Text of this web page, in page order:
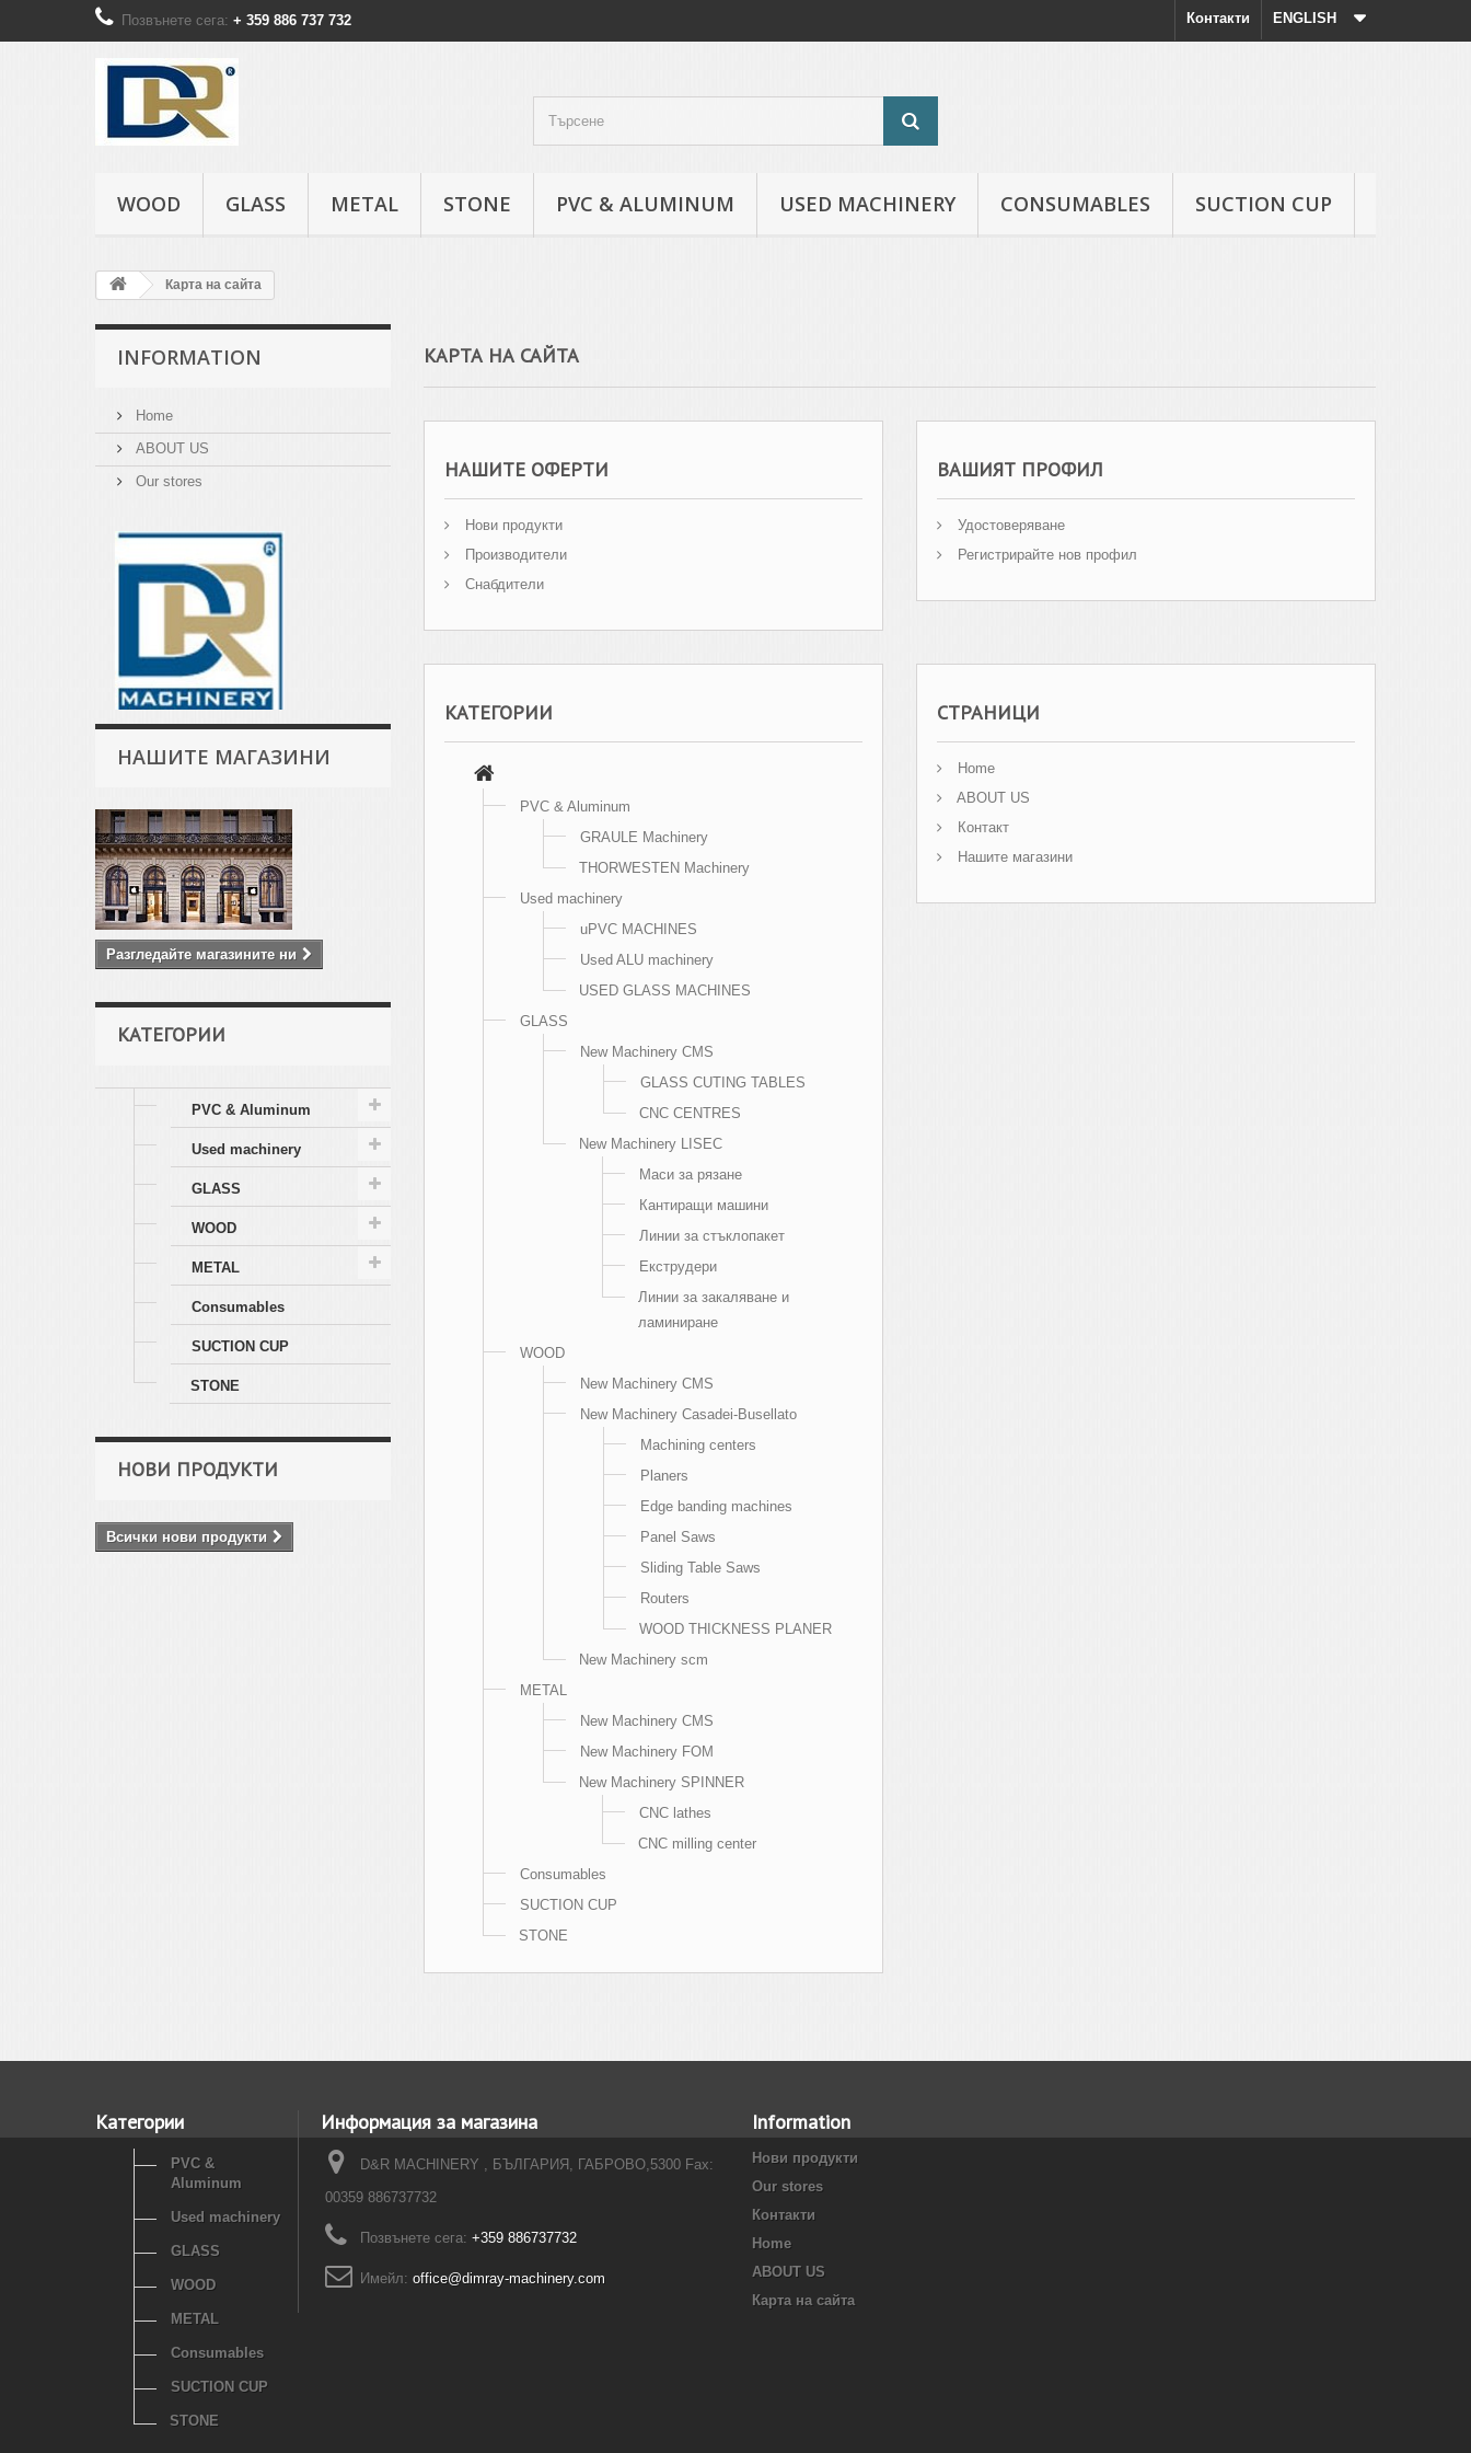
ENGLISH
Контакти
Позвънете сега: + 359 886 737 732
WOOD GLASS METAL STONE PVC & ALUMINUM USED MACHINERY CONSUMABLES SUCTION CUP
Карта на сайта
INFORMATION
Home
ABOUT US
Our stores
НАШИТЕ МАГАЗИНИ
Разгледайте магазините ни
КАТЕГОРИИ
PVC & Aluminum
Used machinery
GLASS
WOOD
METAL
Consumables
SUCTION CUP
STONE
НОВИ ПРОДУКТИ
Всички нови продукти
КАРТА НА САЙТА
НАШИТЕ ОФЕРТИ
Нови продукти
Производители
Снабдители
ВАШИЯТ ПРОФИЛ
Удостоверяване
Регистрирайте нов профил
КАТЕГОРИИ
PVC & Aluminum
GRAULE Machinery
THORWESTEN Machinery
Used machinery
uPVC MACHINES
Used ALU machinery
USED GLASS MACHINES
GLASS
New Machinery CMS
GLASS CUTING TABLES
CNC CENTRES
New Machinery LISEC
Маси за рязане
Кантиращи машини
Линии за стъклопакет
Екструдери
Линии за закаляване и
ламиниране
WOOD
New Machinery CMS
New Machinery Casadei-Busellato
Machining centers
Planers
Edge banding machines
Panel Saws
Sliding Table Saws
Routers
WOOD THICKNESS PLANER
New Machinery scm
METAL
New Machinery CMS
New Machinery FOM
New Machinery SPINNER
CNC lathes
CNC milling center
Consumables
SUCTION CUP
STONE
СТРАНИЦИ
Home
ABOUT US
Контакт
Нашите магазини
Категории
PVC &
Aluminum
Used machinery
GLASS
WOOD
METAL
Consumables
SUCTION CUP
STONE
Информация за магазина
D&R MACHINERY , БЪЛГАРИЯ, ГАБРОВО,5300 Fax:
00359 886737732
Позвънете сега: +359 886737732
Имейл: office@dimray-machinery.com
Information
Нови продукти
Our stores
Контакти
Home
ABOUT US
Карта на сайта